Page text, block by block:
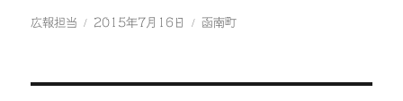
eb
k
tt
投
広報担当
投
2015年7月16日
カ
函南町